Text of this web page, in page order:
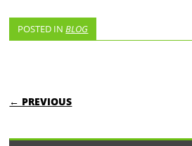
POSTED INBLOG
POST NAVIGATION
← PREVIOUS